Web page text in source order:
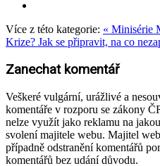
Více z této kategorie: « Minisérie
Krize? Jak se připravit, na co
Zanechat komentář
Veškeré vulgární, urážlivé a
komentáře v rozporu se zákony
nelze využít jako reklamu na
svolení majitele webu. Majitel
případně odstranění komentářů
komentářů bez udání důvodu.